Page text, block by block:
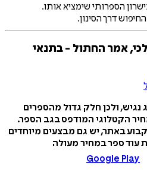
הספרותי שימציא אותו.
דרך הסינון.
אמר החתול - בתנאי
ולכן חלק גדול מהספרים
הקטלוגי המודפס בגב הספר.
באתר, יש גם מבצעים מיוחדים
עוד ספר במחיר מעולה
Google Play